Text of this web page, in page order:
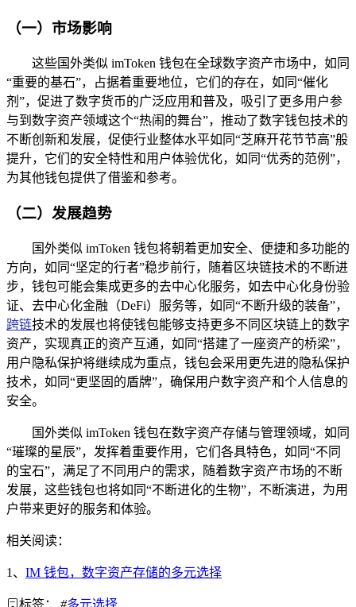
（一）市场影响
这些国外类似 imToken 钱包在全球数字资产市场中，如同
“重要的基石”，占据着重要地位，它们的存在，如同“催化
剂”，促进了数字货币的广泛应用和普及，吸引了更多用户参
与到数字资产领域这个“热闹的舞台”，推动了数字钱包技术的
不断创新和发展，促使行业整体水平如同“芝麻开花节节高”般
提升，它们的安全特性和用户体验优化，如同“优秀的范例”，
为其他钱包提供了借鉴和参考。
（二）发展趋势
国外类似 imToken 钱包将朝着更加安全、便捷和多功能的
方向，如同“坚定的行者”稳步前行，随着区块链技术的不断进
步，钱包可能会集成更多的去中心化服务，如去中心化身份验
证、去中心化金融（DeFi）服务等，如同“不断升级的装备”，
跨链技术的发展也将使钱包能够支持更多不同区块链上的数字
资产，实现真正的资产互通，如同“搭建了一座资产的桥梁”，
用户隐私保护将继续成为重点，钱包会采用更先进的隐私保护
技术，如同“更坚固的盾牌”，确保用户数字资产和个人信息的
安全。
国外类似 imToken 钱包在数字资产存储与管理领域，如同
“璀璨的星辰”，发挥着重要作用，它们各具特色，如同“不同
的宝石”，满足了不同用户的需求，随着数字资产市场的不断
发展，这些钱包也将如同“不断进化的生物”，不断演进，为用
户带来更好的服务和体验。
相关阅读：
1、 IM 钱包，数字资产存储的多元选择
标签： #多元选择